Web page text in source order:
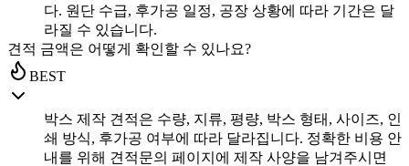
다. 원단 수급, 후가공 일정, 공장 상황에 따라 기간은 달
라질 수 있습니다.
견적 금액은 어떻게 확인할 수 있나요?
BEST
박스 제작 견적은 수량, 지류, 평량, 박스 형태, 사이즈, 인
쇄 방식, 후가공 여부에 따라 달라집니다. 정확한 비용 안
내를 위해 견적문의 페이지에 제작 사양을 남겨주시면